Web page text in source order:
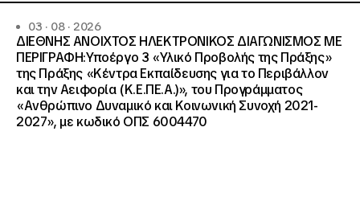
03 · 08 · 2026
ΔΙΕΘΝΗΣ ΑΝΟΙΧΤΟΣ ΗΛΕΚΤΡΟΝΙΚΟΣ ΔΙΑΓΩΝΙΣΜΟΣ ΜΕ
ΠΕΡΙΓΡΑΦΗ:Υποέργο 3 «Υλικό Προβολής της Πράξης»
της Πράξης «Κέντρα Εκπαίδευσης για το Περιβάλλον
και την Αειφορία (Κ.Ε.ΠΕ.Α.)», του Προγράμματος
«Ανθρώπινο Δυναμικό και Κοινωνική Συνοχή 2021-
2027», με κωδικό ΟΠΣ 6004470